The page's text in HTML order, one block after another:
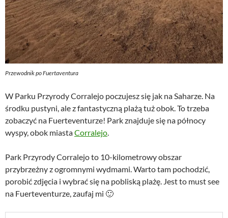
Przewodnik po Fuertaventura
W Parku Przyrody Corralejo poczujesz się jak na Saharze. Na
środku pustyni, ale z fantastyczną plażą tuż obok. To trzeba
zobaczyć na Fuerteventurze! Park znajduje się na północy
wyspy, obok miastaCorralejo
Park Przyrody Corralejo to 10-kilometrowy obszar
przybrzeżny z ogromnymi wydmami. Warto tam pochodzić,
porobić zdjęcia i wybrać się na pobliską plażę. Jest to must see
na Fuerteventurze, zaufaj mi 🙂